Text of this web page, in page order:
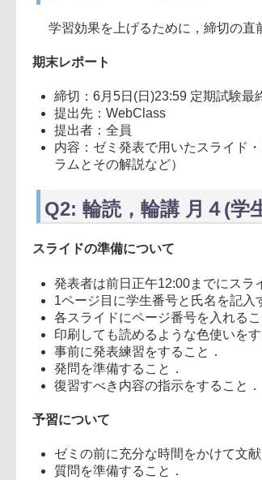
学習効果を上げるために，締切の直
期末レポート
締切：6月5日(日)23:59 定期試験最
提出先：WebClass
提出者：全員
内容：ゼミ発表で用いたスライド
ラムとその解説など）
Q2: 輪読，輪講 月４(学
スライドの準備について
発表者は前日正午12:00までにスラ
1ページ目に学生番号と氏名を記入
各スライドにページ番号を入れるこ
印刷しても読めるような色使いをす
事前に発表練習をすること．
発問を準備すること．
復習すべき内容の指示をすること．
予習について
ゼミの前に充分な時間をかけて文
質問を準備すること．